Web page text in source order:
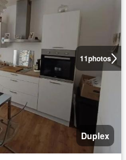
11photos
Duplex